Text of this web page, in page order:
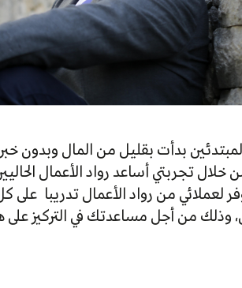
بدأت بقليل من المال وبدون
تجربتي أساعد رواد الأعمال
من رواد الأعمال تدريبا على
وذلك من أجل مساعدتك في التركيز